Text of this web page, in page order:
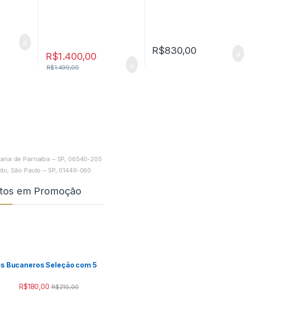
R$1.400,00
R$1.499,00
R$830,00
de Parnaíba – SP, 06540-205
São Paulo – SP, 01449-060
em Promoção
Bucaneros Seleção com 5
R$180,00 R$210,00